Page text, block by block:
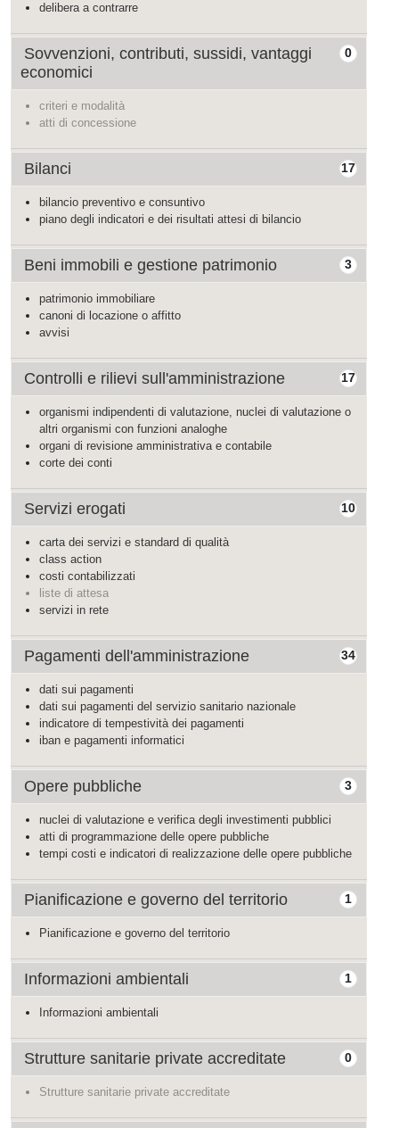
delibera a contrarre
0
Sovvenzioni, contributi, sussidi, vantaggi
economici
criteri e modalità
atti di concessione
17
Bilanci
bilancio preventivo e consuntivo
piano degli indicatori e dei risultati attesi di bilancio
3
Beni immobili e gestione patrimonio
patrimonio immobiliare
canoni di locazione o affitto
avvisi
17
Controlli e rilievi sull'amministrazione
organismi indipendenti di valutazione, nuclei di valutazione o
altri organismi con funzioni analoghe
organi di revisione amministrativa e contabile
corte dei conti
10
Servizi erogati
carta dei servizi e standard di qualità
class action
costi contabilizzati
liste di attesa
servizi in rete
34
Pagamenti dell'amministrazione
dati sui pagamenti
dati sui pagamenti del servizio sanitario nazionale
indicatore di tempestività dei pagamenti
iban e pagamenti informatici
3
Opere pubbliche
nuclei di valutazione e verifica degli investimenti pubblici
atti di programmazione delle opere pubbliche
tempi costi e indicatori di realizzazione delle opere pubbliche
1
Pianificazione e governo del territorio
Pianificazione e governo del territorio
1
Informazioni ambientali
Informazioni ambientali
0
Strutture sanitarie private accreditate
Strutture sanitarie private accreditate